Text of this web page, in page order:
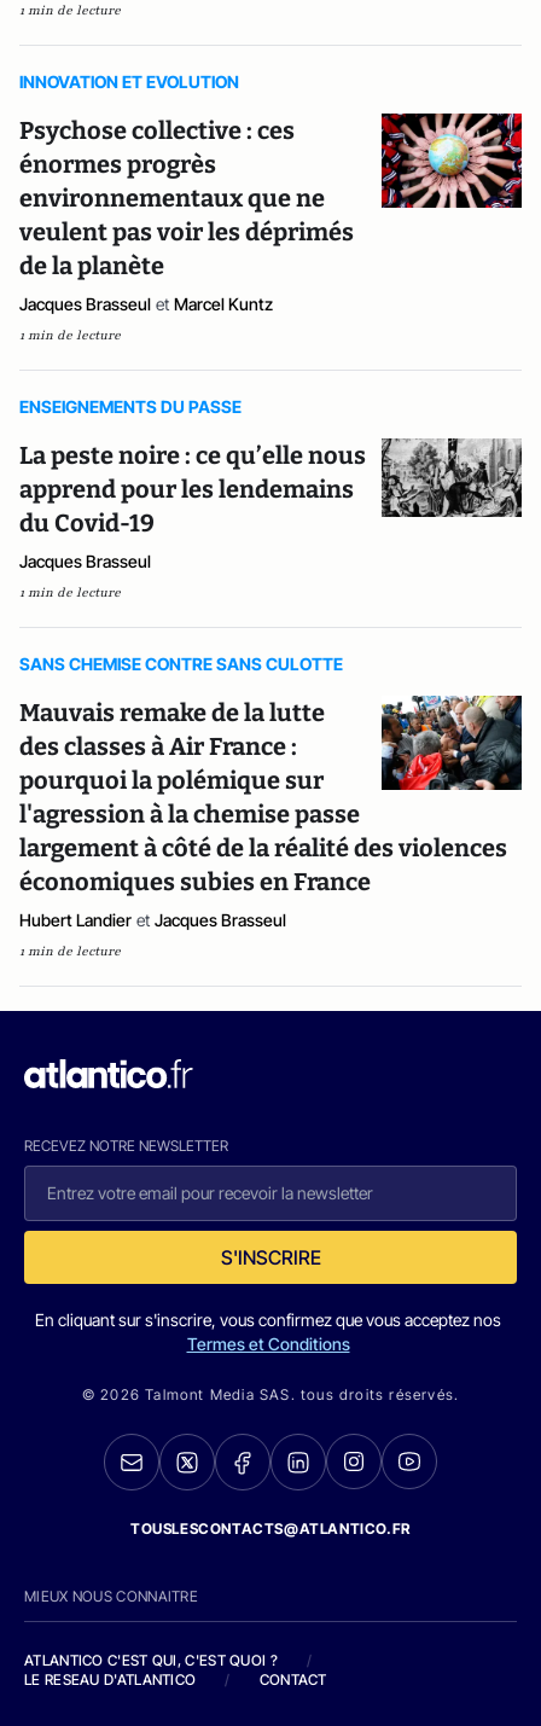
1 min de lecture
INNOVATION ET EVOLUTION
Psychose collective : ces
énormes progrès
environnementaux que ne
veulent pas voir les déprimés
de la planète
Jacques Brasseul et Marcel Kuntz
1 min de lecture
ENSEIGNEMENTS DU PASSE
La peste noire : ce qu’elle nous
apprend pour les lendemains
du Covid-19
Jacques Brasseul
1 min de lecture
SANS CHEMISE CONTRE SANS CULOTTE
Mauvais remake de la lutte
des classes à Air France :
pourquoi la polémique sur
l'agression à la chemise passe
largement à côté de la réalité des violences
économiques subies en France
Hubert Landier et Jacques Brasseul
1 min de lecture
RECEVEZ NOTRE NEWSLETTER
S'INSCRIRE
En cliquant sur s'inscrire, vous confirmez que vous acceptez nos
Termes et Conditions
© 2026 Talmont Media SAS. tous droits réservés.
TOUSLESCONTACTS@ATLANTICO.FR
MIEUX NOUS CONNAITRE
ATLANTICO C'EST QUI, C'EST QUOI ?
/
LE RESEAU D'ATLANTICO
/ CONTACT